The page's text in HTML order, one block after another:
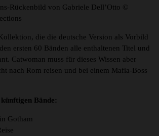
Rückenbild von Gabriele Dell’Otto ©
die die deutsche Version als Vorbild
ersten 60 Bänden alle enthaltenen Titel und
Catwoman muss für dieses Wissen aber
nach Rom reisen und bei einem Mafia-Boss
Bände:
Gotham